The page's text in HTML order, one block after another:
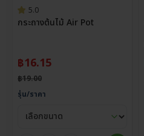
5.0
กระถางต้นไม้ Air Pot
฿16.15
฿19.00
รุ่น/ราคา